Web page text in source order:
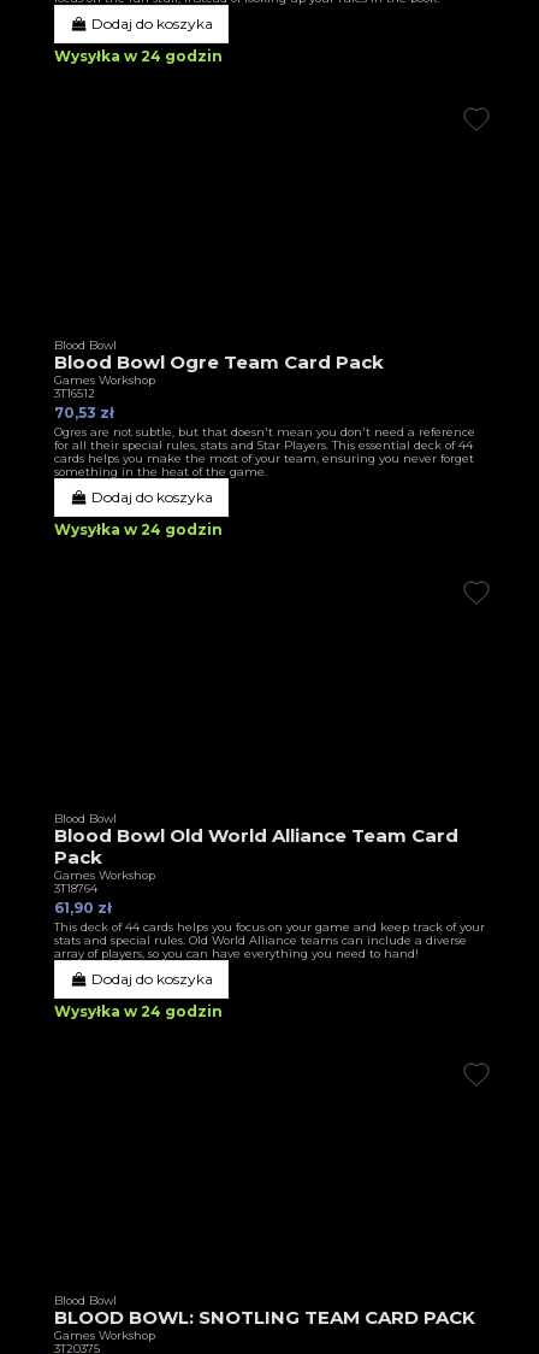
Dodaj do koszyka
Wysyłka w 24 godzin
Blood Bowl
Blood Bowl Ogre Team Card Pack
Games Workshop
3T16512
70,53 zł
Ogres are not subtle, but that doesn't mean you don't need a reference
for all their special rules, stats and Star Players. This essential deck of 44
cards helps you make the most of your team, ensuring you never forget
something in the heat of the game.
Dodaj do koszyka
Wysyłka w 24 godzin
Blood Bowl
Blood Bowl Old World Alliance Team Card
Pack
Games Workshop
3T18764
61,90 zł
This deck of 44 cards helps you focus on your game and keep track of your
stats and special rules. Old World Alliance teams can include a diverse
array of players, so you can have everything you need to hand!
Dodaj do koszyka
Wysyłka w 24 godzin
Blood Bowl
BLOOD BOWL: SNOTLING TEAM CARD PACK
Games Workshop
3T20375